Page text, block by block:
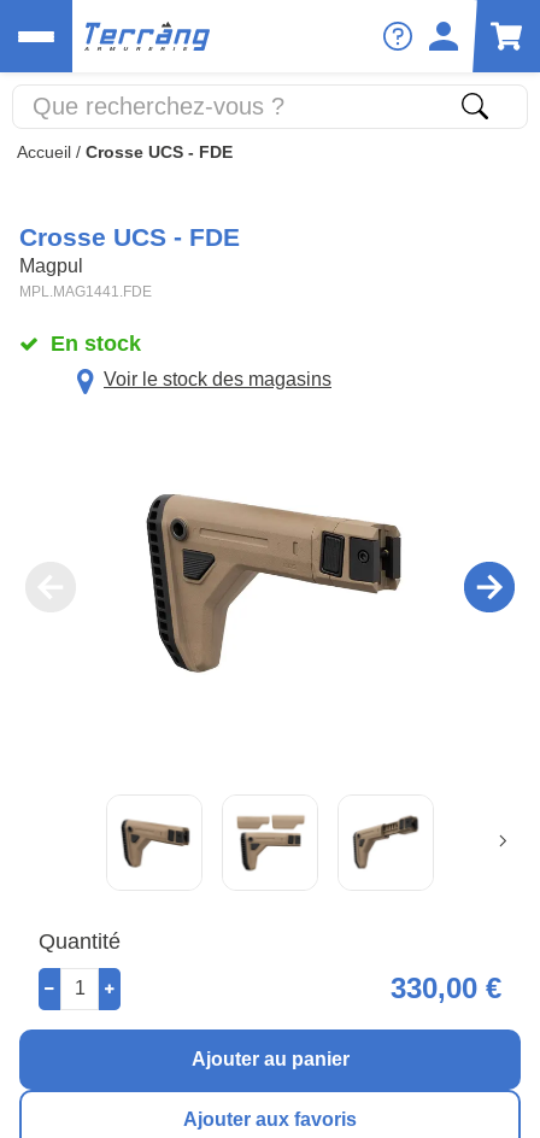
Accueil / Crosse UCS - FDE
Crosse UCS - FDE
Magpul
MPL.MAG1441.FDE
En stock
Voir le stock des magasins
Quantité
330,00 €
Ajouter au panier
Ajouter aux favoris